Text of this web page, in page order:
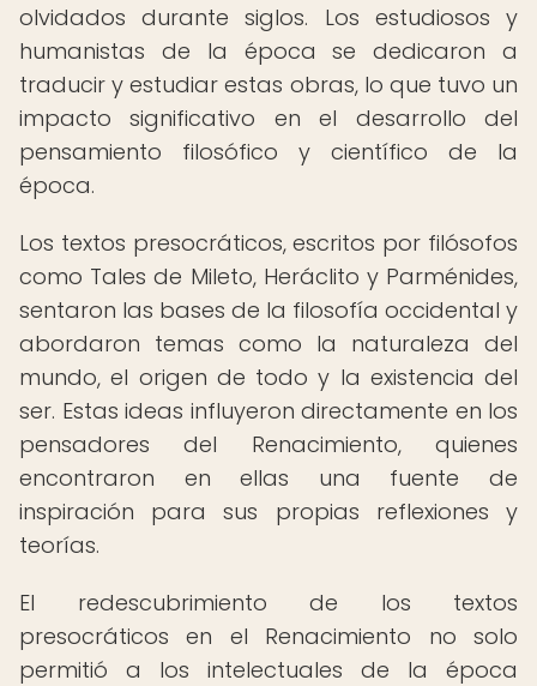
olvidados durante siglos. Los estudiosos y
humanistas de la época se dedicaron a
traducir y estudiar estas obras, lo que tuvo un
impacto significativo en el desarrollo del
pensamiento filosófico y científico de la
época.
Los textos presocráticos, escritos por filósofos
como Tales de Mileto, Heráclito y Parménides,
sentaron las bases de la filosofía occidental y
abordaron temas como la naturaleza del
mundo, el origen de todo y la existencia del
ser. Estas ideas influyeron directamente en los
pensadores del Renacimiento, quienes
encontraron en ellas una fuente de
inspiración para sus propias reflexiones y
teorías.
El redescubrimiento de los textos
presocráticos en el Renacimiento no solo
permitió a los intelectuales de la época